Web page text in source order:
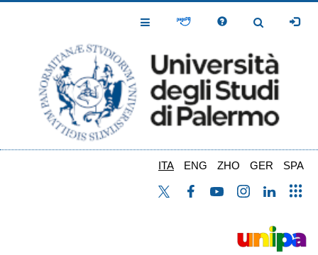
Toggle
Toggle
ITA ENG ZHO GER SPA